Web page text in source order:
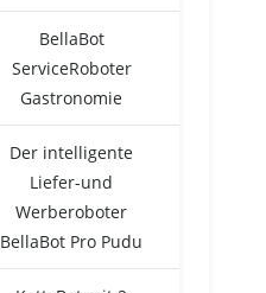
BellaBot
ServiceRoboter
Gastronomie
Der intelligente
Liefer-und
Werberoboter
BellaBot Pro Pudu